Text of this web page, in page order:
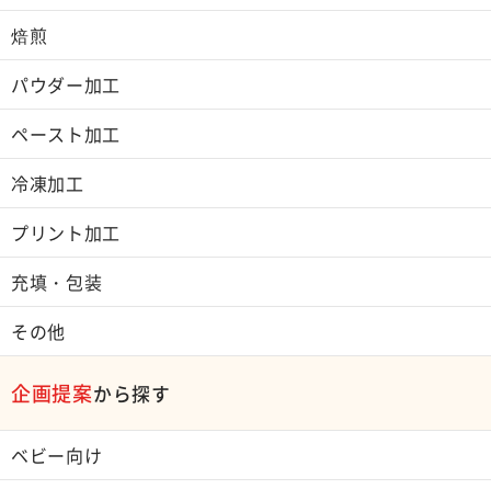
焙煎
パウダー加工
ペースト加工
冷凍加工
プリント加工
充填・包装
その他
企画提案から探す
ベビー向け